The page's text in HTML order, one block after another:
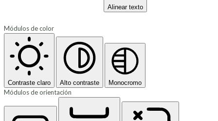
Alinear texto
Módulos de color
Contraste claro Alto contraste Monocromo
Módulos de orientación